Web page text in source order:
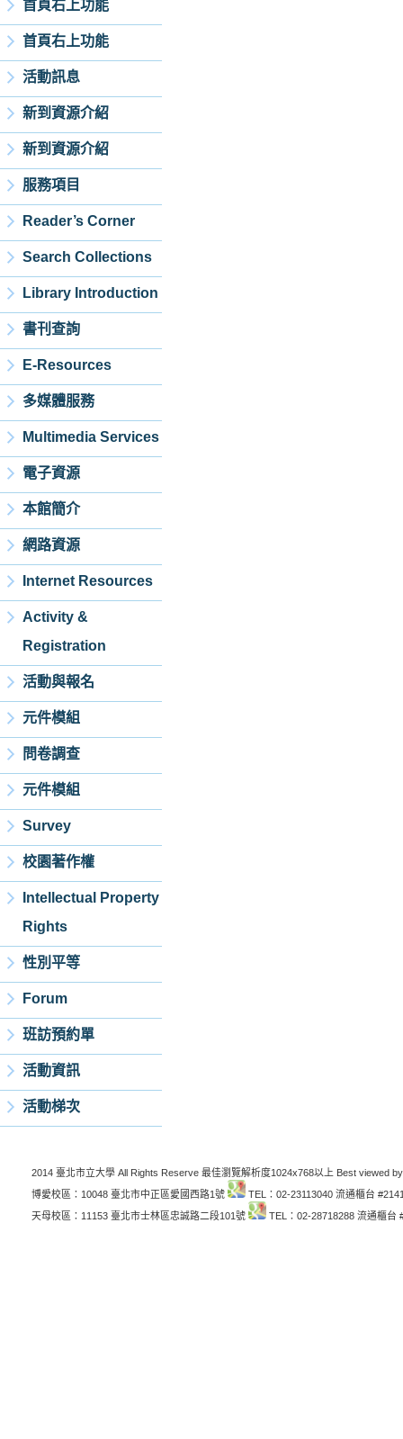
首頁右上功能
首頁右上功能
活動訊息
新到資源介紹
新到資源介紹
服務項目
Reader’s Corner
Search Collections
Library Introduction
書刊查詢
E-Resources
多媒體服務
Multimedia Services
電子資源
本館簡介
網路資源
Internet Resources
Activity &
Registration
活動與報名
元件模組
問卷調查
元件模組
Survey
校園著作權
Intellectual Property
Rights
性別平等
Forum
班訪預約單
活動資訊
活動梯次
2014 臺北市立大學 All Rights Reserve 最佳瀏覽解析度1024x768以上 Best viewed
博愛校區：10048 臺北市中正區愛國西路1號
TEL：02-23113040 流通櫃台
天母校區：11153 臺北市士林區忠誠路二段101號
TEL：02-28718288 流通櫃台